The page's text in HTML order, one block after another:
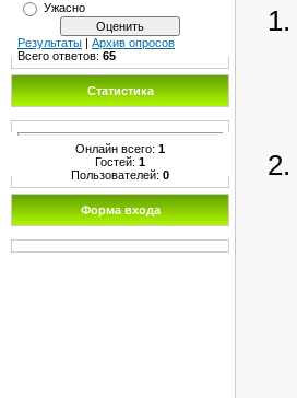
Ужасно
Результаты | Архив опросов
Всего ответов: 65
Статистика
Онлайн всего: 1
Гостей: 1
Пользователей: 0
Форма входа